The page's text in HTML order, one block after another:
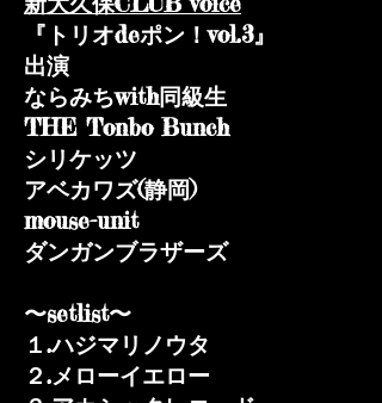
『トリオdeポン！vol.3』
出演
ならみちwith同級生
THE Tonbo Bunch
シリケッツ
アベカワズ(静岡)
mouse-unit
ダンガンブラザーズ
〜setlist〜
１.ハジマリノウタ
２.メローイエロー